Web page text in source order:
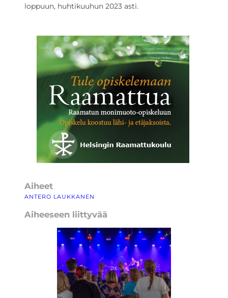
loppuun, huhtikuuhun 2023 asti.
Aiheet
ANTERO LAUKKANEN
Aiheeseen liittyvää